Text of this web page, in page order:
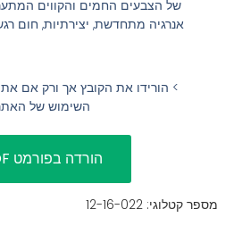
לאפס
כל
האפשרויות
הצהרת נגישות
של הצבעים החמים והקווים
אנרגיה מתחדשת, יצירתיות, חום
> הורידו את הקובץ אך ורק אם
השימוש של
מספר קטלוגי: 12-16-022